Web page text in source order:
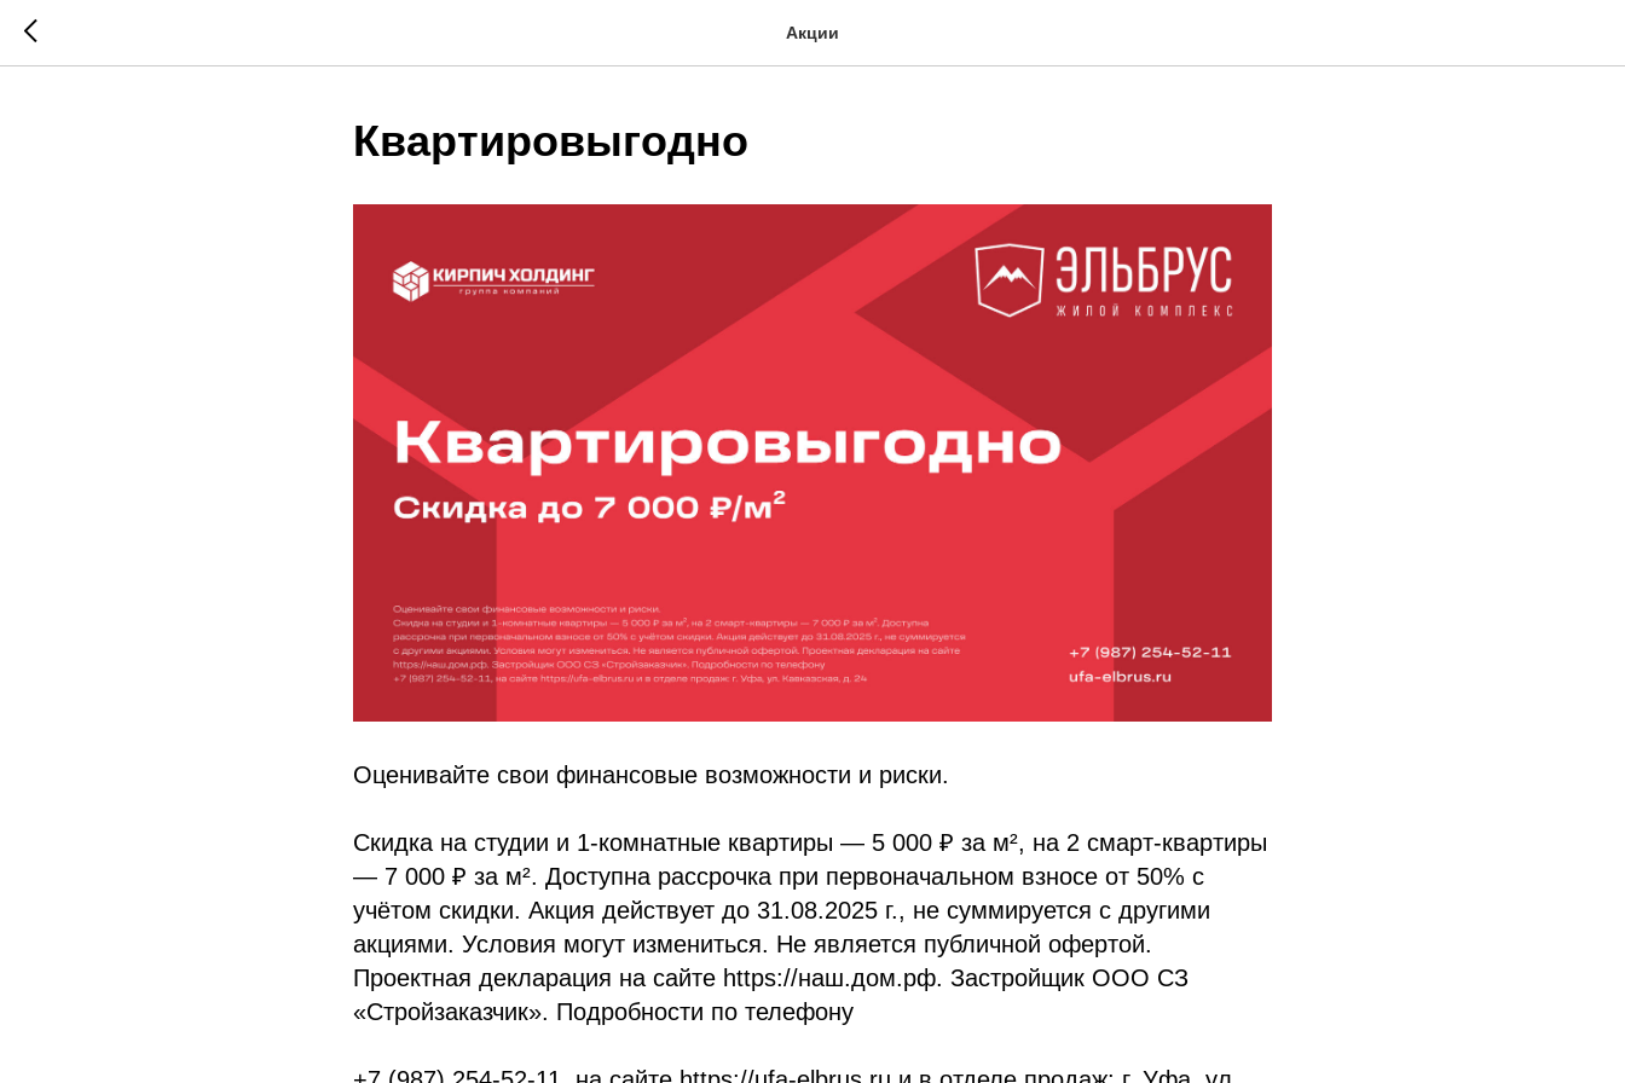
Акции
Квартировыгодно
Оценивайте свои финансовые возможности и риски.
Скидка на студии и 1-комнатные квартиры — 5 000 ₽ за м², на 2 смарт-квартиры
— 7 000 ₽ за м². Доступна рассрочка при первоначальном взносе от 50% с
учётом скидки. Акция действует до 31.08.2025 г., не суммируется с другими
акциями. Условия могут измениться. Не является публичной офертой.
Проектная декларация на сайте https://наш.дом.рф. Застройщик ООО СЗ
«Стройзаказчик». Подробности по телефону